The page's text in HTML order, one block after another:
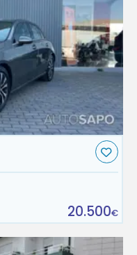
20.500€